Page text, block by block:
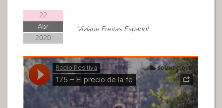
22
Abr
2020
Viviane Freitas Español